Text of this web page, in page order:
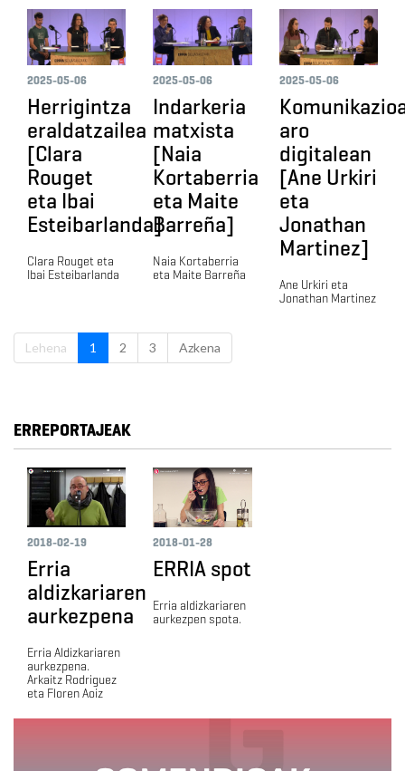
2025-05-06
Herrigintza
eraldatzailea
[Clara
Rouget
eta Ibai
Esteibarlanda]
Clara Rouget eta
Ibai Esteibarlanda
2025-05-06
Indarkeria
matxista
[Naia
Kortaberria
eta Maite
Barreña]
Naia Kortaberria
eta Maite Barreña
2025-05-06
aro
digitalean
[Ane Urkiri
eta
Jonathan
Martinez]
Ane Urkiri eta
Jonathan Martinez
Lehena 1 2 3 Azkena
ERREPORTAJEAK
2018-02-19
Erria
aldizkariaren
aurkezpena
Erria Aldizkariaren
aurkezpena.
Arkaitz Rodriguez
eta Floren Aoiz
2018-01-28
ERRIA spot
Erria aldizkariaren
aurkezpen spota.